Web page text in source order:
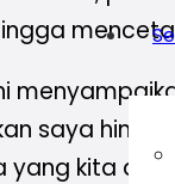
saya
yang kita